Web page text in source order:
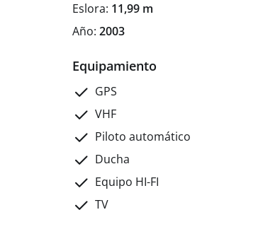
Eslora: 11,99 m
Año: 2003
Equipamiento
GPS
VHF
Piloto automático
Ducha
Equipo HI-FI
TV